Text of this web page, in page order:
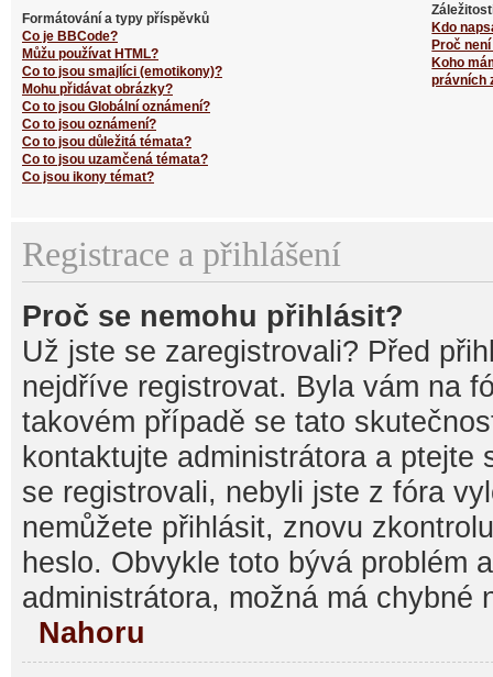
Formátování a typy příspěvků
Co je BBCode?
Můžu používat HTML?
Co to jsou smajlíci (emotikony)?
Mohu přidávat obrázky?
Co to jsou Globální oznámení?
Co to jsou oznámení?
Co to jsou důležitá témata?
Co to jsou uzamčená témata?
Co jsou ikony témat?
Kdo
Proč
Koho
právních
Registrace a přihlášení
Proč se nemohu přihlásit?
Už jste se zaregistrovali? Před
nejdříve registrovat. Byla vám na
takovém případě se tato
kontaktujte administrátora a ptejte
se registrovali, nebyli jste z fóra
nemůžete přihlásit, znovu
heslo. Obvykle toto bývá problém
administrátora, možná má chybné
Nahoru